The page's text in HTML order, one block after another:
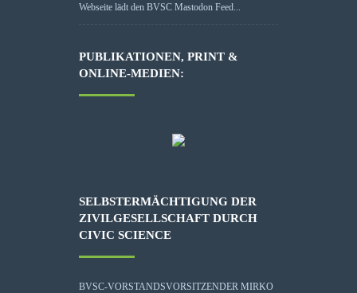
Webseite lädt den BVSC Mastodon Feed...
PUBLIKATIONEN, PRINT &
ONLINE-MEDIEN:
SELBSTERMÄCHTIGUNG DER
ZIVILGESELLSCHAFT DURCH
CIVIC SCIENCE
BVSC-VORSTANDSVORSITZENDER MIRKO